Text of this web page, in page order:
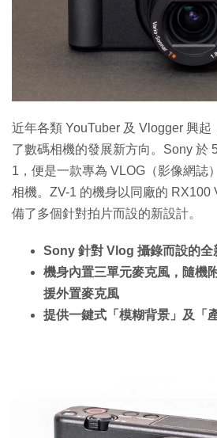
近年各類 YouTuber 及 Vlogger 興起
了數碼相機的發展新方向。Sony 於
1，便是一款專為 VLOG（影像網誌
相機。ZV-1 的機身以同廠的 RX100
備了多個針對拍片而設的新設計。
Sony 針對 Vlog 攝錄而設的全
機身內置三單元麥克風，隨機
援外置麥克風
提供一鍵式「模糊背景」及「